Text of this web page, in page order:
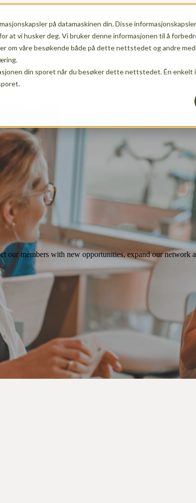
på datamaskinen din. Disse
at vi husker deg. Vi bruker denne informasjonen til å
om våre besøkende både på dette nettstedet og andre
din sporet når du besøker dette nettstedet. Én
for MembershipMembership Show
for About UsAbout Us Events News
our members with new opportunities, expand our